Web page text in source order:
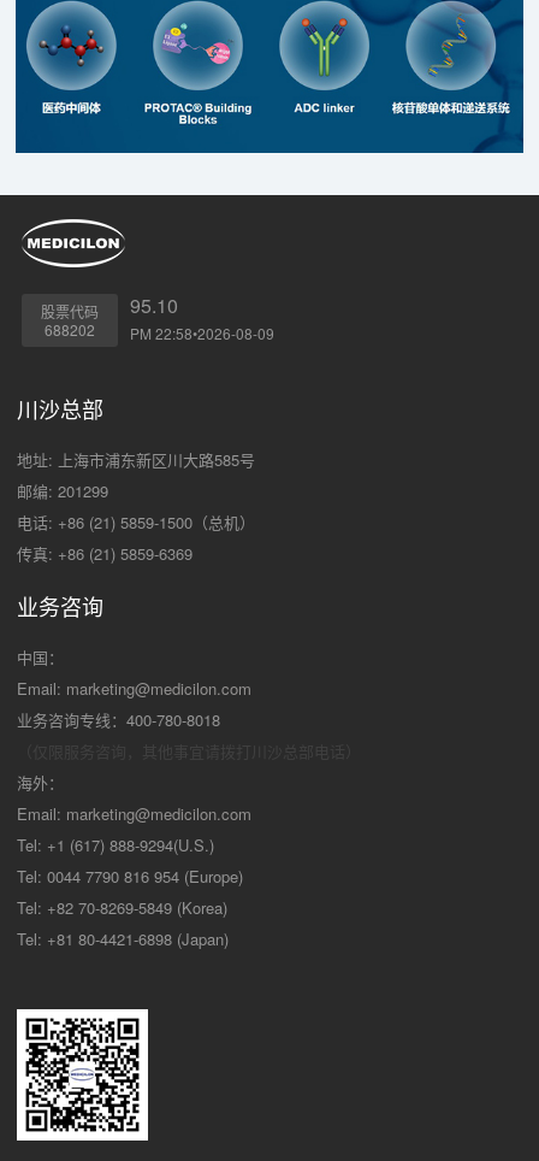
股票代码
688202
95.10
PM 22:58•2026-08-09
川沙总部
地址: 上海市浦东新区川大路585号
邮编: 201299
电话: +86 (21) 5859-1500（总机）
传真: +86 (21) 5859-6369
业务咨询
中国：
Email: marketing@medicilon.com
业务咨询专线：400-780-8018
海外：
Email: marketing@medicilon.com
Tel: +1 (617) 888-9294(U.S.)
Tel: 0044 7790 816 954 (Europe)
Tel: +82 70-8269-5849 (Korea)
Tel: +81 80-4421-6898 (Japan)